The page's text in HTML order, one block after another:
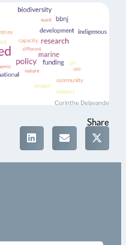
Corinthe Delavande
Share